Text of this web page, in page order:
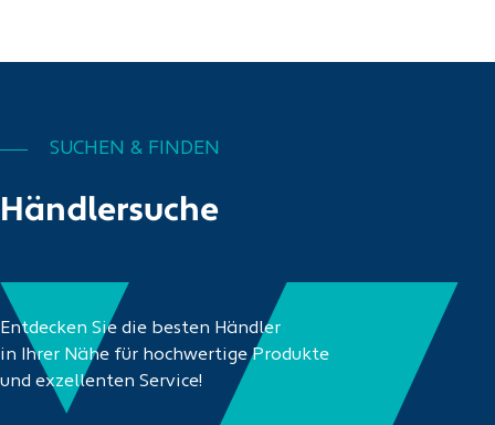
Händlersuche
SUCHEN & FINDEN
Entdecken Sie die besten Händler
in Ihrer Nähe für hochwertige Produkte
und exzellenten Service!